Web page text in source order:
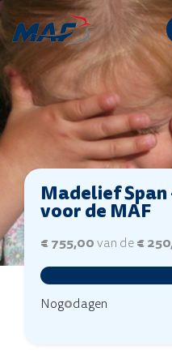
Madelief Span
voor de MAF
€ 755,00van de€
Nog0dagen